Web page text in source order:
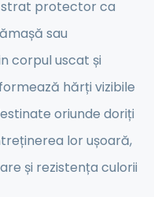
strat protector ca
sau
corpul uscat și
hărți vizibile
oriunde doriți
lor ușoară,
și rezistența culorii